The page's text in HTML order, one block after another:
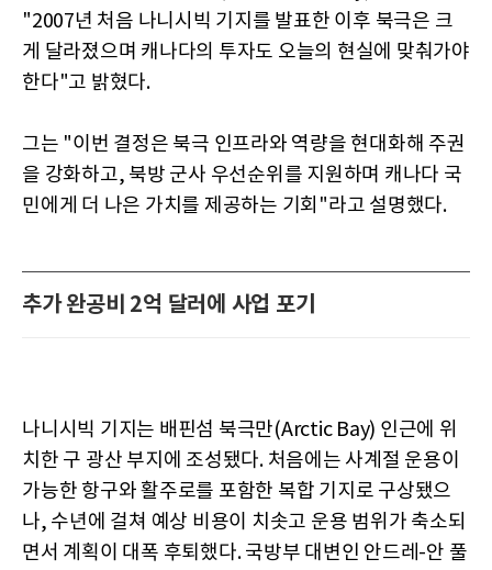
"2007년 처음 나니시빅 기지를 발표한 이후 북극은 크
게 달라졌으며 캐나다의 투자도 오늘의 현실에 맞춰가야
한다"고 밝혔다.
그는 "이번 결정은 북극 인프라와 역량을 현대화해 주권
을 강화하고, 북방 군사 우선순위를 지원하며 캐나다 국
민에게 더 나은 가치를 제공하는 기회"라고 설명했다.
추가 완공비 2억 달러에 사업 포기
나니시빅 기지는 배핀섬 북극만(Arctic Bay) 인근에 위
치한 구 광산 부지에 조성됐다. 처음에는 사계절 운용이
가능한 항구와 활주로를 포함한 복합 기지로 구상됐으
나, 수년에 걸쳐 예상 비용이 치솟고 운용 범위가 축소되
면서 계획이 대폭 후퇴했다. 국방부 대변인 안드레-안 풀